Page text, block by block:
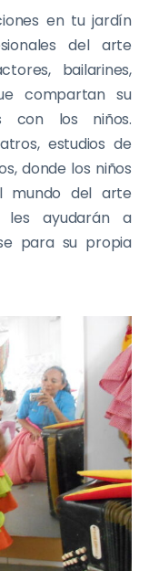
en tu jardín
del arte
bailarines,
compartan su
con los niños.
estudios de
donde los niños
mundo del arte
les ayudarán a
para su propia